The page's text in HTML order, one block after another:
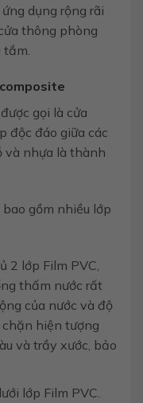
dụng rộng rãi
thông phòng
gọi là cửa
độc đáo giữa các
và nhựa là thành
gồm nhiều lớp
2 lớp Film PVC,
thấm nước rất
của nước và độ
hiện tượng
và trầy xước, bảo
lớp Film PVC.